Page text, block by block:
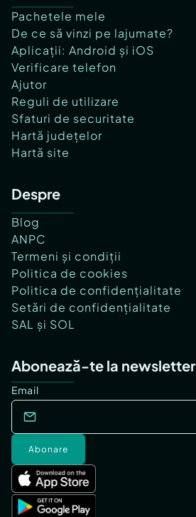
Pachetele mele
De ce să vinzi pe lajumate?
Aplicații: Android și iOS
Verificare telefon
Ajutor
Reguli de utilizare
Sfaturi de securitate
Hartă județelor
Hartă site
Despre
Blog
ANPC
Termeni și condiții
Politica de cookies
Politica de confidențialitate
Setări de confidențialitate
SAL și SOL
Abonează-te la newsletter
Email
Abonare